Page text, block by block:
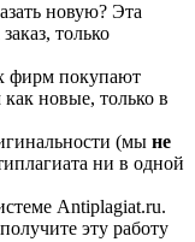
новую? Эта
только
фирм покупают
новые, только в
(мы не
ни в одной
Аntiplagiat.ru.
эту работу